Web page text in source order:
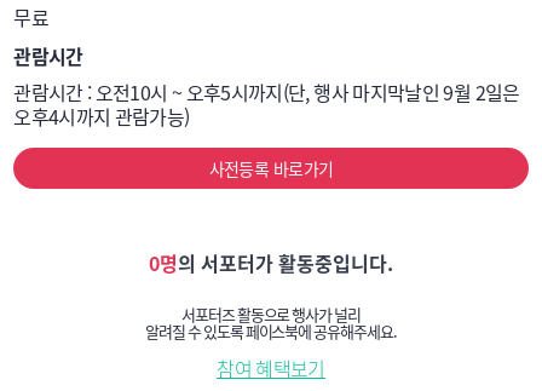
무료
관람시간
관람시간 : 오전10시 ~ 오후5시까지(단, 행사 마지막날인 9월 2일은
오후4시까지 관람가능)
사전등록 바로가기
0명의 서포터가 활동중입니다.
서포터즈 활동으로 행사가 널리
알려질 수 있도록 페이스북에 공유해주세요.
참여 혜택보기